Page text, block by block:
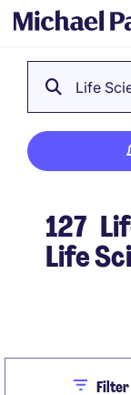
Life
127
Life
CloseFilter